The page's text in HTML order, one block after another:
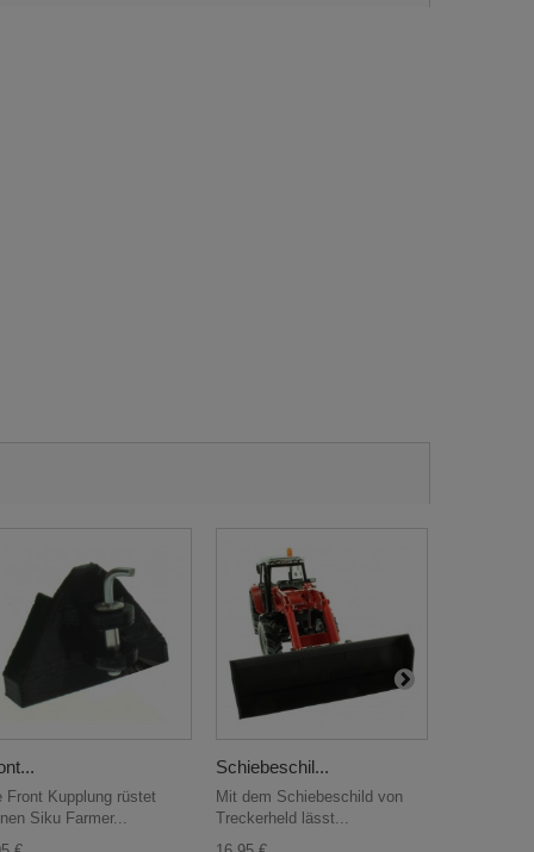
Front Kupplung rüstet
Siku Farmer...
Schiebeschil...
Mit dem Schiebeschild von
Treckerheld lässt...